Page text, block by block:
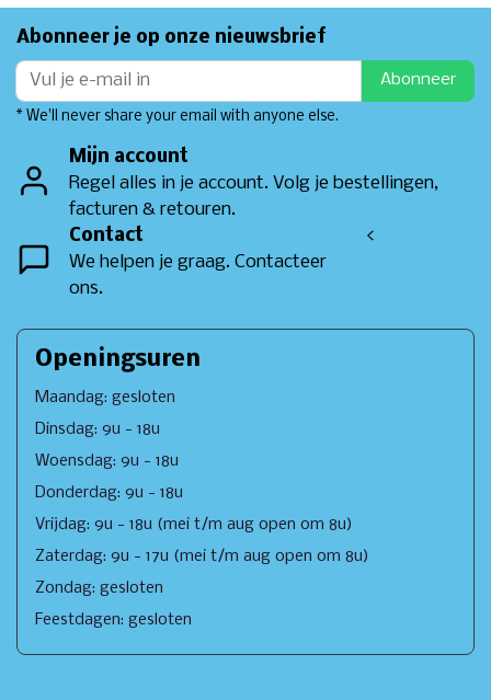
Abonneer je op onze nieuwsbrief
Abonneer
* We'll never share your email with anyone else.
Mijn account
Regel alles in je account. Volg je bestellingen,
facturen & retouren.
Contact
We helpen je graag. Contacteer
ons.
<
Openingsuren
Maandag: gesloten
Dinsdag: 9u - 18u
Woensdag: 9u - 18u
Donderdag: 9u - 18u
Vrijdag: 9u - 18u (mei t/m aug open om 8u)
Zaterdag: 9u - 17u (mei t/m aug open om 8u)
Zondag: gesloten
Feestdagen: gesloten